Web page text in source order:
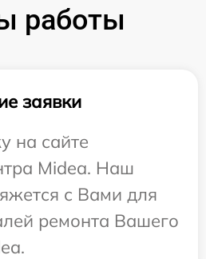
работы
заявки
на сайте
Midea. Наш
с Вами для
ремонта Вашего